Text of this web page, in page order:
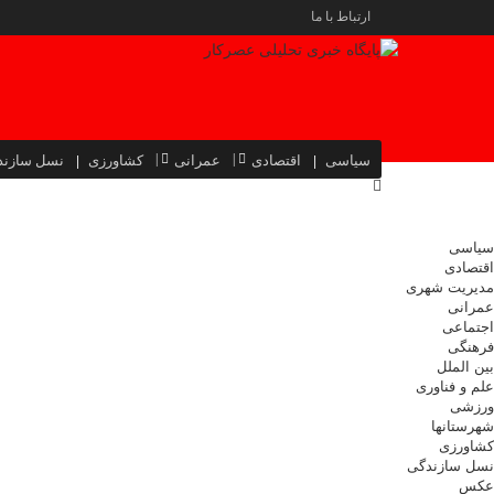
ارتباط با ما
سیاسی اقتصادی عمرانی کشاورزی نسل
سیاسی
اقتصادی
مدیریت شهری
عمرانی
اجتماعی
فرهنگی
بین الملل
علم و فناوری
ورزشی
شهرستانها
کشاورزی
نسل سازندگی
عکس